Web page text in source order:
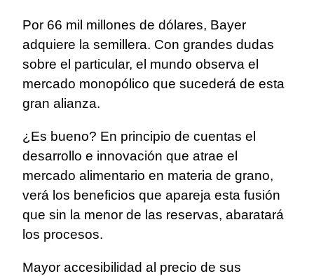
Por 66 mil millones de dólares, Bayer
adquiere la semillera. Con grandes dudas
sobre el particular, el mundo observa el
mercado monopólico que sucederá de esta
gran alianza.
¿Es bueno? En principio de cuentas el
desarrollo e innovación que atrae el
mercado alimentario en materia de grano,
verá los beneficios que apareja esta fusión
que sin la menor de las reservas, abaratará
los procesos.
Mayor accesibilidad al precio de sus